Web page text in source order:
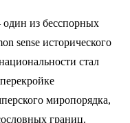
из бесспорных
sense исторического
стал
миропорядка,
границ.